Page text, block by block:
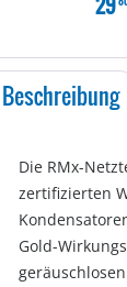
Beschreibung
Die RMx-
zertifizierten
Gold-